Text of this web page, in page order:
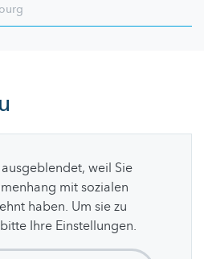
weil Sie
mit sozialen
haben. Um sie zu
Ihre Einstellungen.